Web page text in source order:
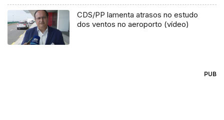
CDS/PP lamenta atrasos no estudo
dos ventos no aeroporto (vídeo)
PUB